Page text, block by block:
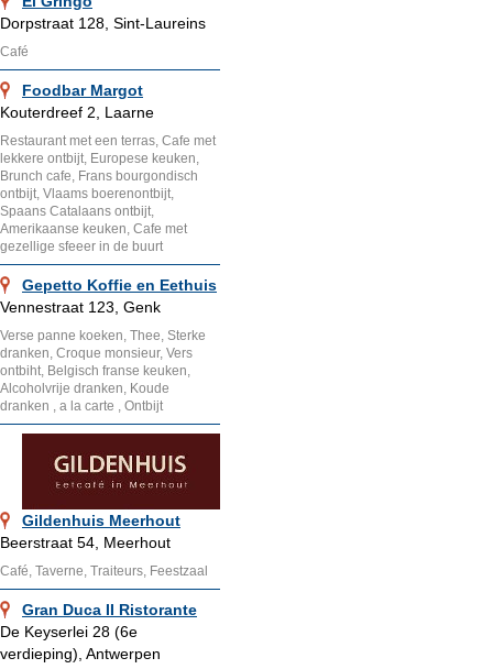
Dorpstraat 128, Sint-Laureins
Café
Foodbar Margot
Kouterdreef 2, Laarne
Restaurant met een terras, Cafe met
lekkere ontbijt, Europese keuken,
Brunch cafe, Frans bourgondisch
ontbijt, Vlaams boerenontbijt,
Spaans Catalaans ontbijt,
Amerikaanse keuken, Cafe met
gezellige sfeeer in de buurt
Gepetto Koffie en Eethuis
Vennestraat 123, Genk
Verse panne koeken, Thee, Sterke
dranken, Croque monsieur, Vers
ontbiht, Belgisch franse keuken,
Alcoholvrije dranken, Koude
dranken , a la carte , Ontbijt
Gildenhuis Meerhout
Beerstraat 54, Meerhout
Café, Taverne, Traiteurs, Feestzaal
Gran Duca II Ristorante
De Keyserlei 28 (6e
verdieping), Antwerpen